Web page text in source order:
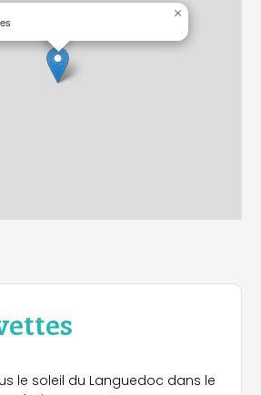
le soleil du Languedoc dans le
×